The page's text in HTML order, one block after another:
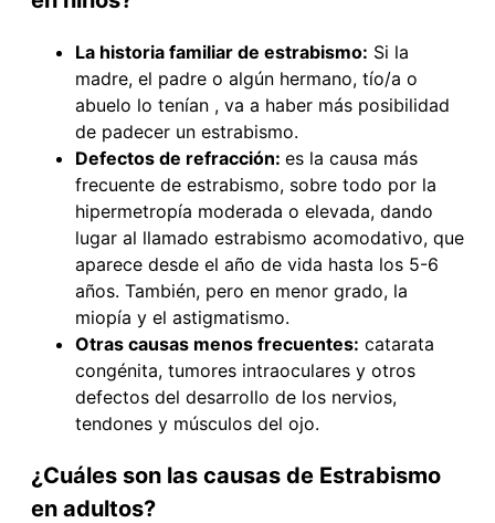
La historia familiar de estrabismo: Si la
madre, el padre o algún hermano, tío/a o
abuelo lo tenían , va a haber más posibilidad
de padecer un estrabismo.
Defectos de refracción: es la causa más
frecuente de estrabismo, sobre todo por la
hipermetropía moderada o elevada, dando
lugar al llamado estrabismo acomodativo, que
aparece desde el año de vida hasta los 5-6
años. También, pero en menor grado, la
miopía y el astigmatismo.
Otras causas menos frecuentes: catarata
congénita, tumores intraoculares y otros
defectos del desarrollo de los nervios,
tendones y músculos del ojo.
¿Cuáles son las causas de Estrabismo
en adultos?